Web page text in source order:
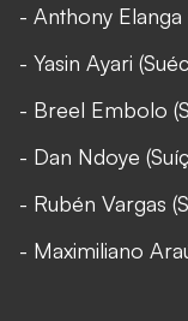
- Anthony Elanga
- Yasin Ayari
- Breel Embolo
- Dan Ndoye
- Rubén Vargas
- Maximiliano